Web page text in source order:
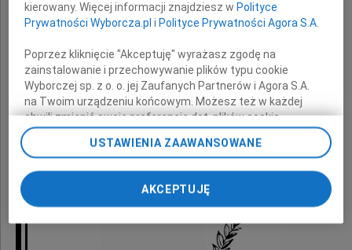
Mamy i Teściowej
składają
Zarząd i pracownicy
kierowany. Więcej informacji znajdziesz w Polityce
Prywatności Wyborcza.pl i Polityce Prywatności Agora S.A.
Poprzez kliknięcie "Akceptuję" wyrażasz zgodę na
zainstalowanie i przechowywanie plików typu cookie
Wyborczej sp. z o. o. jej Zaufanych Partnerów i Agora S.A.
na Twoim urządzeniu końcowym. Możesz też w każdej
chwili zmienić swoje preferencje dot. plików cookie,
ponownie wywołując narzędzie do zarządzania Twoimi
preferencjami dot. przetwarzania danych poprzez
przechodząc do sekcji „Ustawienia zaawansowane”.
Zmiana ustawień plików cookie możliwa jest także za
pomocą ustawień przeglądarki.
My, nasi Zaufani Partnerzy i Agora S.A. możemy
USTAWIENIA ZAAWANSOWANE
AKCEPTUJĘ